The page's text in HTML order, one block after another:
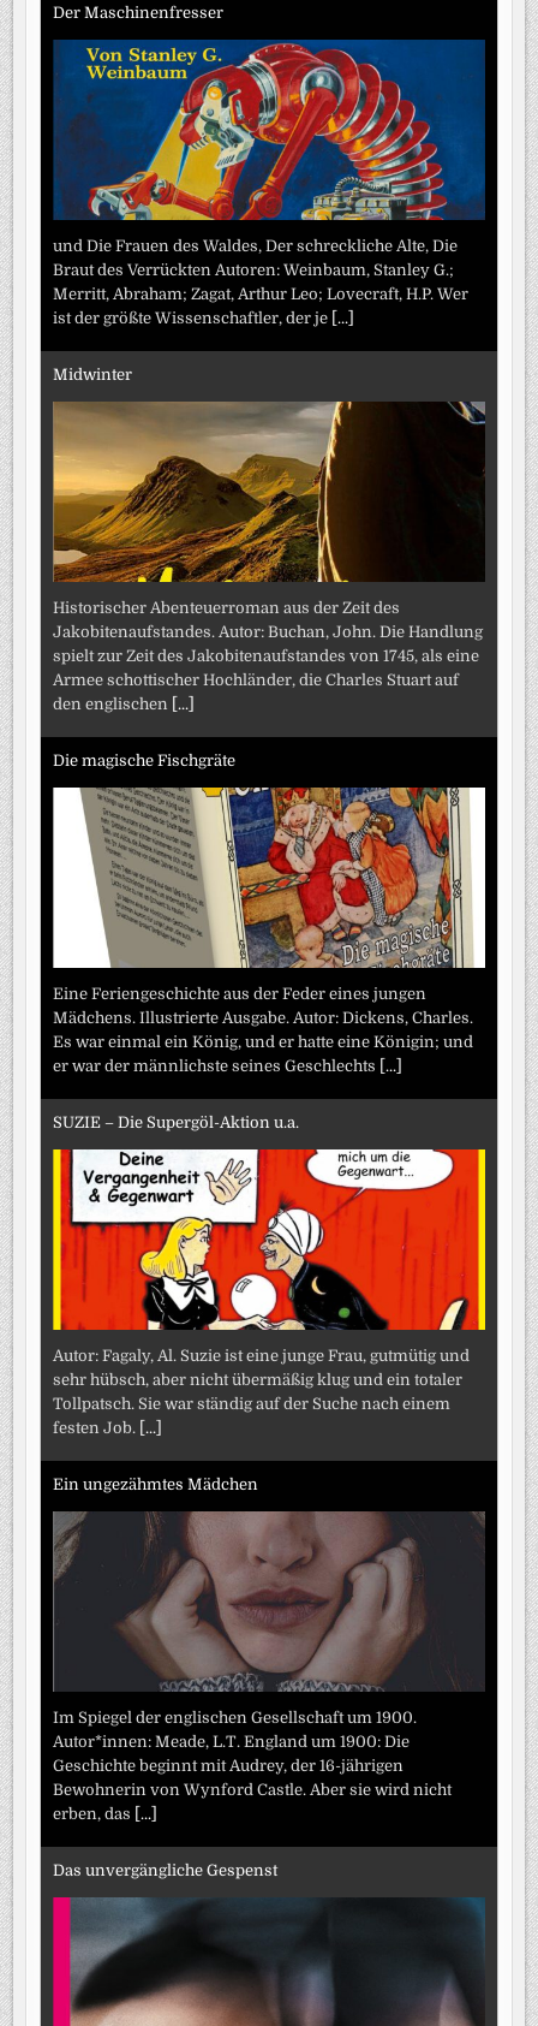
Der Maschinenfresser
und Die Frauen des Waldes, Der schreckliche Alte, Die
Braut des Verrückten Autoren: Weinbaum, Stanley G.;
Merritt, Abraham; Zagat, Arthur Leo; Lovecraft, H.P. Wer
ist der größte Wissenschaftler, der je [...]
Midwinter
Historischer Abenteuerroman aus der Zeit des
Jakobitenaufstandes. Autor: Buchan, John. Die Handlung
spielt zur Zeit des Jakobitenaufstandes von 1745, als eine
Armee schottischer Hochländer, die Charles Stuart auf
den englischen [...]
Die magische Fischgräte
Eine Feriengeschichte aus der Feder eines jungen
Mädchens. Illustrierte Ausgabe. Autor: Dickens, Charles.
Es war einmal ein König, und er hatte eine Königin; und
er war der männlichste seines Geschlechts [...]
SUZIE – Die Supergöl-Aktion u.a.
Autor: Fagaly, Al. Suzie ist eine junge Frau, gutmütig und
sehr hübsch, aber nicht übermäßig klug und ein totaler
Tollpatsch. Sie war ständig auf der Suche nach einem
festen Job. [...]
Ein ungezähmtes Mädchen
Im Spiegel der englischen Gesellschaft um 1900.
Autor*innen: Meade, L.T. England um 1900: Die
Geschichte beginnt mit Audrey, der 16-jährigen
Bewohnerin von Wynford Castle. Aber sie wird nicht
erben, das [...]
Das unvergängliche Gespenst